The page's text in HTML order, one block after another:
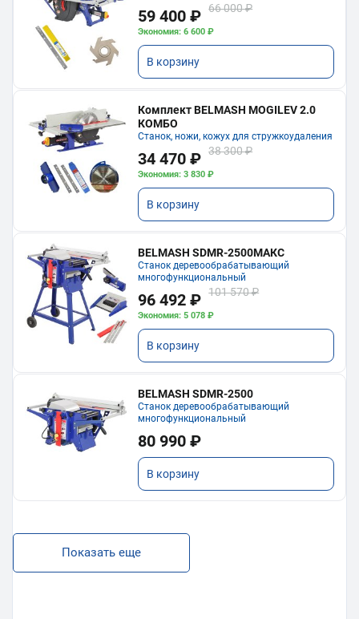
59 400 ₽ 66 000 ₽
Экономия: 6 600 ₽
В корзину
Комплект BELMASH MOGILEV 2.0
КОМБО
Станок, ножи, кожух для стружкоудаления
34 470 ₽ 38 300 ₽
Экономия: 3 830 ₽
В корзину
BELMASH SDMR-2500МАКС
Станок деревообрабатывающий
многофункциональный
96 492 ₽ 101 570 ₽
Экономия: 5 078 ₽
В корзину
BELMASH SDMR-2500
Станок деревообрабатывающий
многофункциональный
80 990 ₽
В корзину
Показать еще